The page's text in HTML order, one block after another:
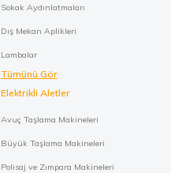
Sokak Aydınlatmaları
Dış Mekan Aplikleri
Lambalar
Tümünü Gör
Elektrikli Aletler
Avuç Taşlama Makineleri
Büyük Taşlama Makineleri
Polisaj ve Zımpara Makineleri